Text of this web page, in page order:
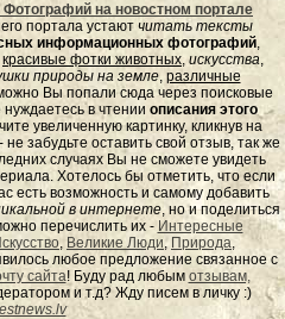
на новостном портале
портала устают читать тексты
информационных фотографий,
красивые фотки животных, искусства,
природы на земле, различные
Вы попали сюда через поисковые
в чтении описания этого
увеличенную картинку, кликнув на
забудьте оставить свой отзыв, так же
случаях Вы не сможете увидеть
Хотелось бы отметить, что если
есть возможность и самому добавить
в интернете, но и поделиться
перечислить их - Интересные
, Великие Люди, Природа,
любое предложение связанное с
сайта! Буду рад любым отзывам,
и т.д? Жду писем вличку:)